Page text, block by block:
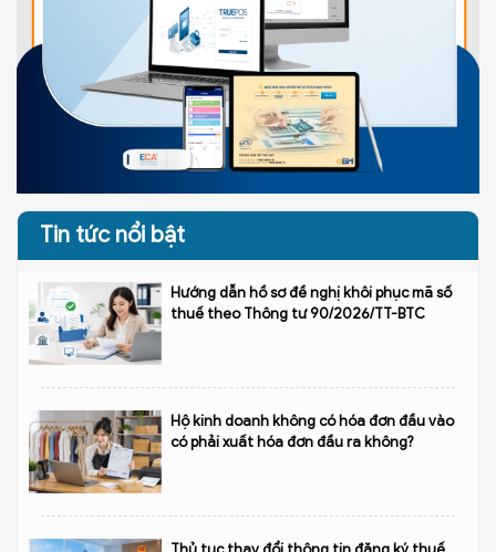
Tin tức nổi bật
Hướng dẫn hồ sơ đề nghị khôi phục mã số
thuế theo Thông tư 90/2026/TT-BTC
Hộ kinh doanh không có hóa đơn đầu vào
có phải xuất hóa đơn đầu ra không?